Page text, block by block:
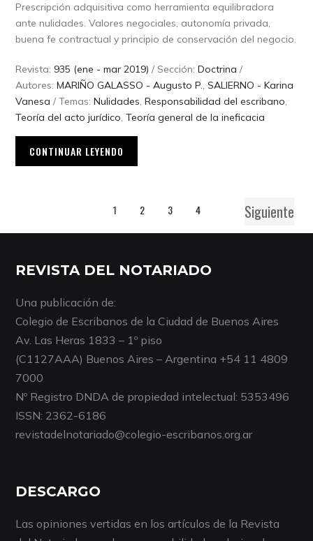
Prescripción adquisitiva como herramienta equilibradora
ante nulidades. Valores negociales, autonomía privada,
buena fe contractual y principio de conservación del negocio.
Revista: 935 (ene - mar 2019) / Sección:Doctrina /
Autores:MARIÑO GALASSO - Augusto P.,SALIERNO - Karina
Vanesa / Temas:Nulidades,Responsabilidad del escribano,
Teoría del acto jurídico,Teoría general de la ineficacia
CONTINUAR LEYENDO
1 2 3 4 Siguiente
REVISTA DEL NOTARIADO
Una publicación de:
Colegio de Escribanos de la Ciudad de Buenos Aires
Av. Las Heras 1833 – 1º piso
(C1127AAA) Buenos Aires – Argentina +54 11 4809
7000
Nº Registro DNDA de propiedad intelectual: 5353496
ISSN: 2362-6186
revistadelnotariado@colegio-escribanos.org.ar
DESCARGO
Las opiniones vertidas en los artículos de la Revista